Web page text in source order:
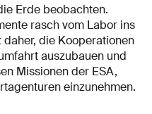
Erde beobachten.
rasch vom Labor ins
die Kooperationen
auszubauen und
Missionen der ESA,
einzunehmen.